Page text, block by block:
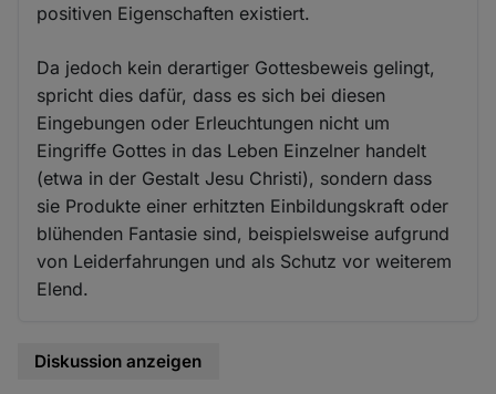
positiven Eigenschaften existiert.
Da jedoch kein derartiger Gottesbeweis gelingt,
spricht dies dafür, dass es sich bei diesen
Eingebungen oder Erleuchtungen nicht um
Eingriffe Gottes in das Leben Einzelner handelt
(etwa in der Gestalt Jesu Christi), sondern dass
sie Produkte einer erhitzten Einbildungskraft oder
blühenden Fantasie sind, beispielsweise aufgrund
von Leiderfahrungen und als Schutz vor weiterem
Elend.
Diskussion anzeigen